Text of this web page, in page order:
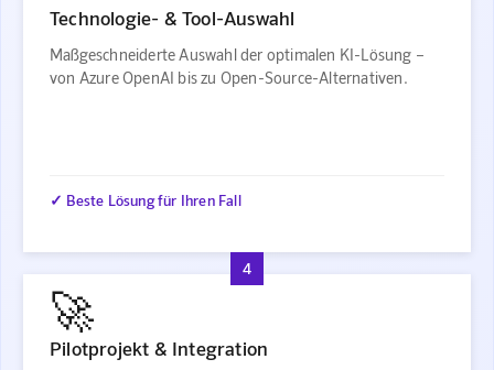
Technologie- & Tool-Auswahl
Maßgeschneiderte Auswahl der optimalen KI-Lösung –
von Azure OpenAI bis zu Open-Source-Alternativen.
✓ Beste Lösung für Ihren Fall
4
🚀
Pilotprojekt & Integration